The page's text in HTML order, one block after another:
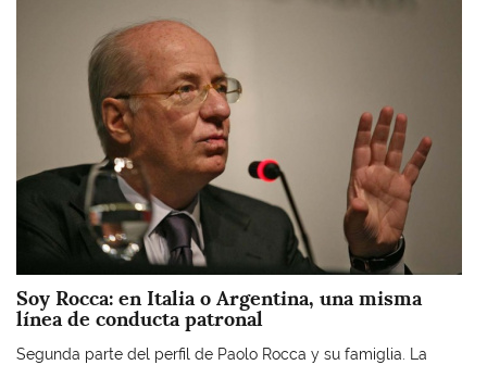
Soy Rocca: en Italia o Argentina, una misma
línea de conducta patronal
Segunda parte del perfil de Paolo Rocca y su famiglia. La